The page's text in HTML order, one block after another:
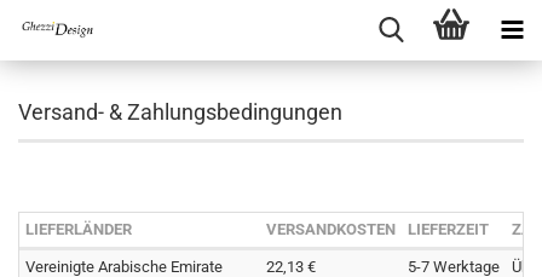
Versand- & Zahlungsbedingungen
LIEFERLÄNDER VERSANDKOSTEN LIEFERZEIT
Vereinigte Arabische Emirate 22,13 € 5-7 Werktage